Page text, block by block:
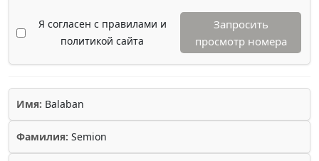
Я согласен с правилами и
политикой сайта
Запросить
просмотр номера
Имя: Balaban
Фамилия: Semion